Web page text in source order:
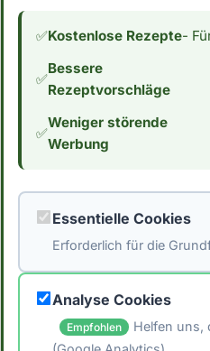
Verdauung anregen.
Wie oft sollte ich
Es wird empfohlen,
einzuführen,
Woche. Dies hilft, die
Gleichgewicht zu halten
zu stärken.
✅Kostenlose Rezepte-
✅
Bessere
Rezeptvorschläge
✅
Weniger störende
Werbung
Essentielle Cookies
Erforderlich für die
Analyse Cookies
Empfohlen
Helfen uns,